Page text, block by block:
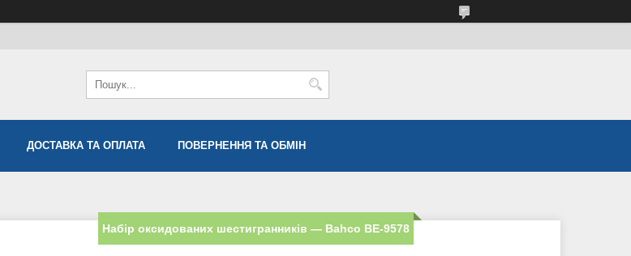
ДОСТАВКА ТА ОПЛАТА ПОВЕРНЕННЯ ТА ОБМІН
Набір оксидованих шестигранників — Bahco BE-9578